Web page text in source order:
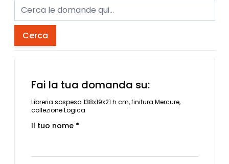
Cerca
Fai la tua domanda su:
Libreria sospesa 138x19x21 h cm, finitura Mercure,
collezione Logica
Il tuo nome *